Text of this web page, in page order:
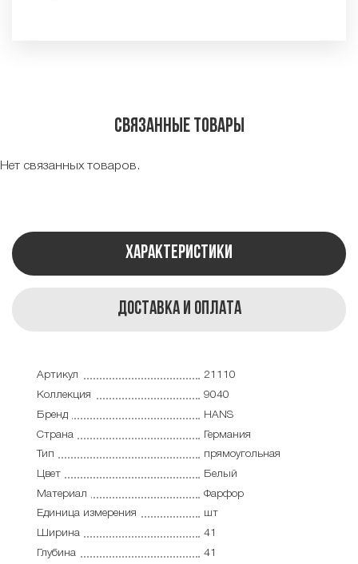
Связанные товары
Нет связанных товаров.
Характеристики
Доставка и оплата
Артикул
21110
Коллекция
9040
Бренд
HANS
Страна
Германия
Тип
прямоугольная
Цвет
Белый
Материал
Фарфор
Единица измерения
шт
Ширина
41
Глубина
41